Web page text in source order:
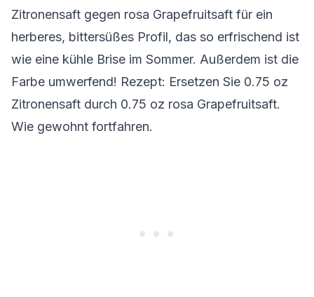
Zitronensaft gegen rosa Grapefruitsaft für ein
herberes, bittersüßes Profil, das so erfrischend ist
wie eine kühle Brise im Sommer. Außerdem ist die
Farbe umwerfend! Rezept: Ersetzen Sie 0.75 oz
Zitronensaft durch 0.75 oz rosa Grapefruitsaft.
Wie gewohnt fortfahren.